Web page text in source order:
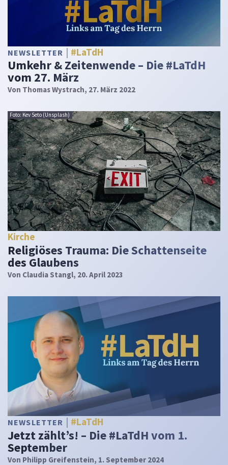
NEWSLETTER #LaTdH
Umkehr & Zeitenwende – Die #LaTdH
vom 27. März
Von Thomas Wystrach, 27. März 2022
Foto: Kev Seto (Unsplash)
Kirche
Religiöses Trauma: Die Schattenseite
des Glaubens
Von Claudia Stangl, 20. April 2023
NEWSLETTER #LaTdH
Jetzt zählt’s! – Die #LaTdH vom 1.
September
Von Philipp Greifenstein, 1. September 2024